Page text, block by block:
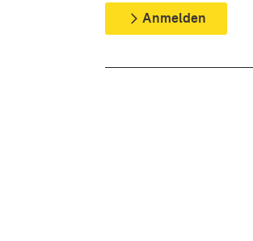
Anmelden